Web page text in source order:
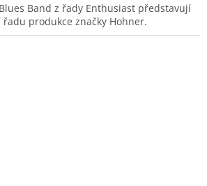
Band z řady Enthusiast představují
produkce značky Hohner.